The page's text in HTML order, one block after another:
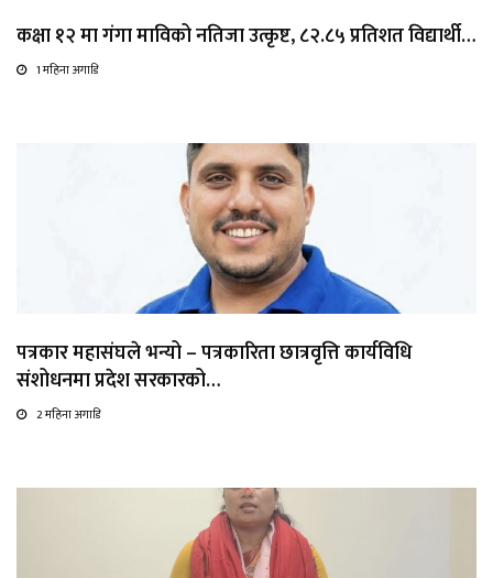
कक्षा १२ मा गंगा माविको नतिजा उत्कृष्ट, ८२.८५ प्रतिशत विद्यार्थी…
1 महिना अगाडि
पत्रकार महासंघले भन्यो – पत्रकारिता छात्रवृत्ति कार्यविधि
संशोधनमा प्रदेश सरकारको…
2 महिना अगाडि